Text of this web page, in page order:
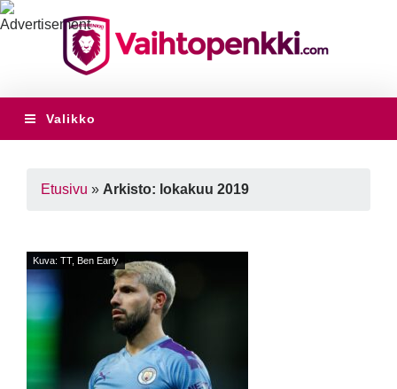
Valikko
Etusivu » Arkisto: lokakuu 2019
Kuva: TT, Ben Early